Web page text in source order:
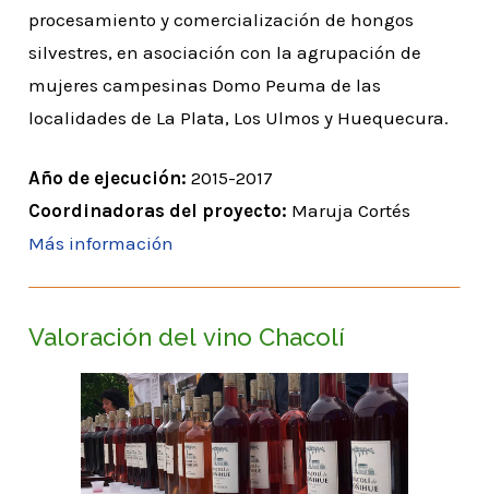
procesamiento y comercialización de hongos
silvestres, en asociación con la agrupación de
mujeres campesinas Domo Peuma de las
localidades de La Plata, Los Ulmos y Huequecura.
Año de ejecución: 2015-2017
Coordinadoras del proyecto: Maruja Cortés
Más información
Valoración del vino Chacolí